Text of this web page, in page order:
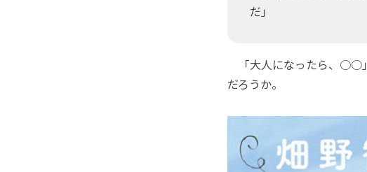
だ」
「大人になったら、○○
だろうか。